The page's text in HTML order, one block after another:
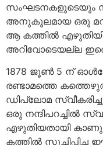
സംഘടനകളുടെയും
അനുകൂലമായ ഒരു
ആ കത്തില്‍
അറിവോടെയല്ല
1878 ജൂണ്‍ 5 ന്
രണ്ടാമത്തെ
ഡിപ്ലോമ
ഒരു നന്ദിപറച്ചില്‍
എഴുതിയതായി
കത്തില്‍